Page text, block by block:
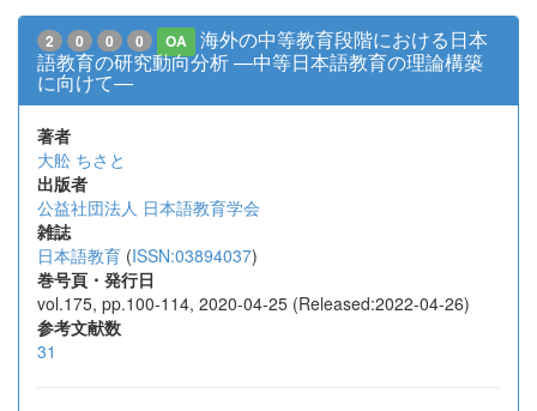
2 0 0 0 OA
海外の中等教育段階における日本
語教育の研究動向分析 ―中等日本語教育の理論構築
に向けて―
著者
大舩 ちさと
出版者
公益社団法人 日本語教育学会
雑誌
日本語教育 (ISSN:03894037)
巻号頁・発行日
vol.175, pp.100-114, 2020-04-25 (Released:2022-04-26)
参考文献数
31